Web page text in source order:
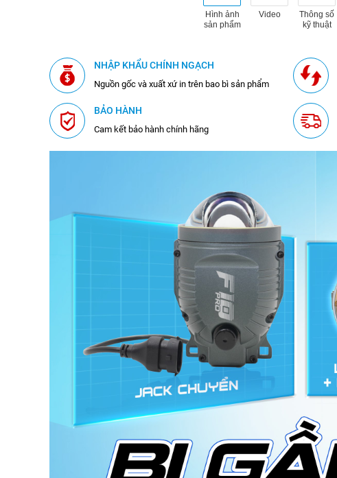
Hình ảnh
sản phẩm
Video
Thông số
kỹ thuật
NHẬP KHẨU CHÍNH NGẠCH
Nguồn gốc và xuất xứ in trên bao bì sản phẩm
BẢO HÀNH
Cam kết bảo hành chính hãng